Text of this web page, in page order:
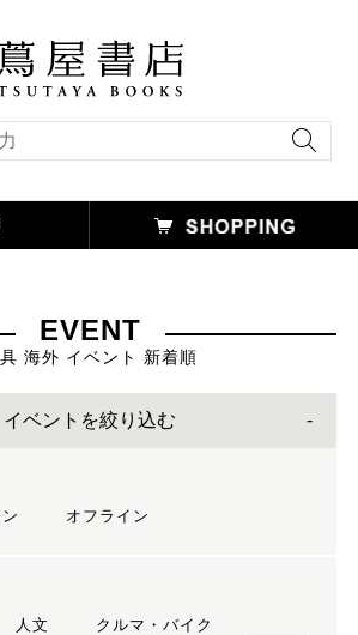
EVENT
海外 イベント 新着順
イベントを絞り込む
オフライン
人文
クルマ・バイク